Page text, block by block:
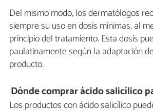
Del mismo modo, los dermatólogos
siempre su uso en dosis mínimas, al
principio del tratamiento. Esta dosis
paulatinamente según la adaptación
producto.
Dónde comprar ácido salicílico
Los productos con ácido salicílico